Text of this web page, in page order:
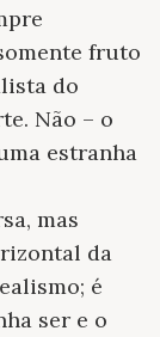
fruto
do
Não – o
estranha
mas
da
é
ser e o